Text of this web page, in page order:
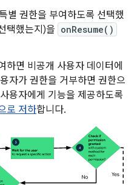
별 권한을 부여하도록 선택했
택했는지)을 onResume()
하면 비공개 사용자 데이터에
자가 권한을 거부하면 권한으
용자에게 기능을 제공하도록
로 저하합니다.